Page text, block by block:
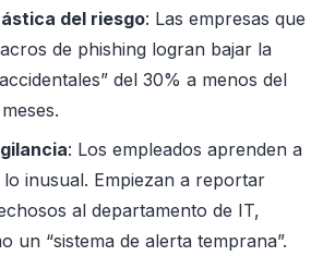
del riesgo: Las empresas que
de phishing logran bajar la
del 30% a menos del
: Los empleados aprenden a
inusual. Empiezan a reportar
al departamento de IT,
un “sistema de alerta temprana”.